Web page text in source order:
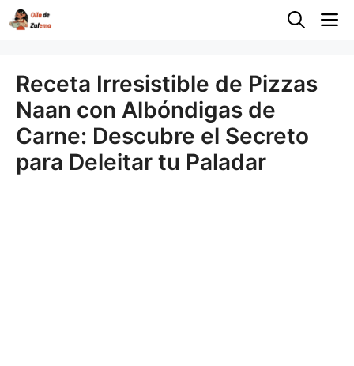
Saltar
Receta Irresistible de Pizzas
Naan con Albóndigas de
Carne: Descubre el Secreto
para Deleitar tu Paladar